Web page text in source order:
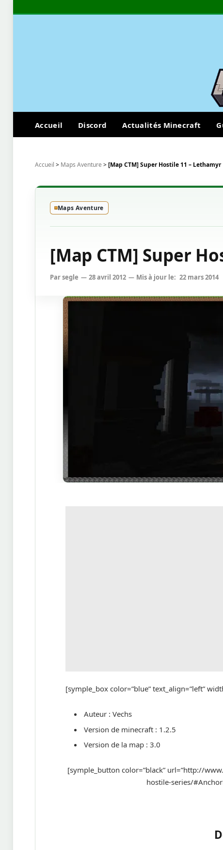
Accueil Discord Actualités Minecraft
Accueil > Maps Aventure >[Map CTM] Super Hostile 11 – Lethamyr
Maps Aventure
[Map CTM] Super
Parsegle 28 avril 2012 Mis à jour le: 22 mars 2014
[symple_box color=”blue” text_align=”left”
Auteur : Vechs
Version de minecraft : 1.2.5
Version de la map : 3.0
[symple_button color=”black” url=”http://
hostile-series/